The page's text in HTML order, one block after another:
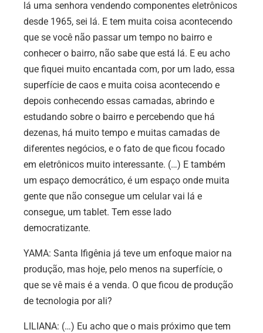
lá uma senhora vendendo componentes eletrônicos
desde 1965, sei lá. E tem muita coisa acontecendo
que se você não passar um tempo no bairro e
conhecer o bairro, não sabe que está lá. E eu acho
que fiquei muito encantada com, por um lado, essa
superfície de caos e muita coisa acontecendo e
depois conhecendo essas camadas, abrindo e
estudando sobre o bairro e percebendo que há
dezenas, há muito tempo e muitas camadas de
diferentes negócios, e o fato de que ficou focado
em eletrônicos muito interessante. (…) E também
um espaço democrático, é um espaço onde muita
gente que não consegue um celular vai lá e
consegue, um tablet. Tem esse lado
democratizante.
YAMA: Santa Ifigênia já teve um enfoque maior na
produção, mas hoje, pelo menos na superfície, o
que se vê mais é a venda. O que ficou de produção
de tecnologia por ali?
LILIANA: (…) Eu acho que o mais próximo que tem